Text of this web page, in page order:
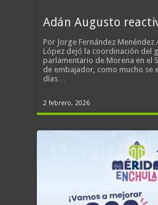
Adán Augusto
Por Jorge Fernández Menéndez
López dejó la coordinación del
parlamentario de Morena en el
de embajador, como mucho se
días…
2 febrero, 2026